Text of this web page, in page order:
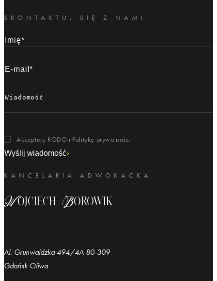
KANCELARIA ADWOKACKA
Wojciech Borowik
Al. Grunwaldzka 494/4A 80-309
Gdańsk Oliwa
SKONTAKTUJ SIĘ Z NAMI
Akceptuję RODO i Politykę prywatności
Wyślij wiadomość